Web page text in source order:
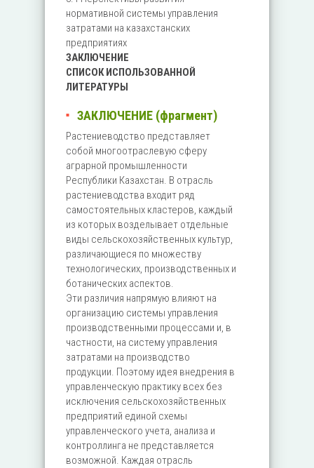
нормативной системы управления
затратами на казахстанских
предприятиях
ЗАКЛЮЧЕНИЕ
СПИСОК ИСПОЛЬЗОВАННОЙ
ЛИТЕРАТУРЫ
ЗАКЛЮЧЕНИЕ (фрагмент)
Растениеводство представляет
собой многоотраслевую сферу
аграрной промышленности
Республики Казахстан. В отрасль
растениеводства входит ряд
самостоятельных кластеров, каждый
из которых возделывает отдельные
виды сельскохозяйственных культур,
различающиеся по множеству
технологических, производственных и
ботанических аспектов.
Эти различия напрямую влияют на
организацию системы управления
производственными процессами и, в
частности, на систему управления
затратами на производство
продукции. Поэтому идея внедрения в
управленческую практику всех без
исключения сельскохозяйственных
предприятий единой схемы
управленческого учета, анализа и
контроллинга не представляется
возможной. Каждая отрасль